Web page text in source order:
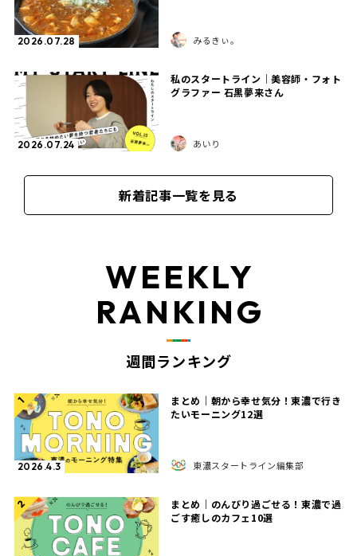
2026.07.28 みるきぃ。
2026.07.24
私のスタートライン｜美容師・フォト
グラファー 石黒夢来さん
あいり
新着記事一覧を見る
WEEKLY
RANKING
週間ランキング
1
2026.4.3
まとめ｜朝から幸せ気分！東濃で行き
たいモーニング12選
東濃スタートライン編集部
2
まとめ｜のんびり過ごせる！東濃で過
ごす癒しのカフェ10選